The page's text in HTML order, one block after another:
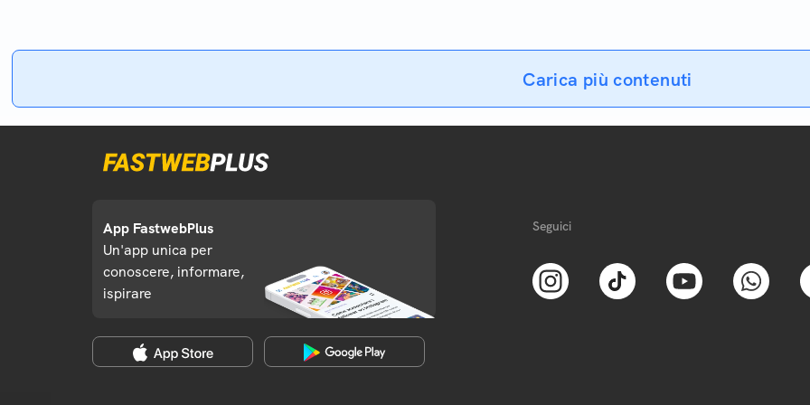
Carica più contenuti
App FastwebPlus
Un'app unica per
conoscere, informare,
ispirare
Seguici